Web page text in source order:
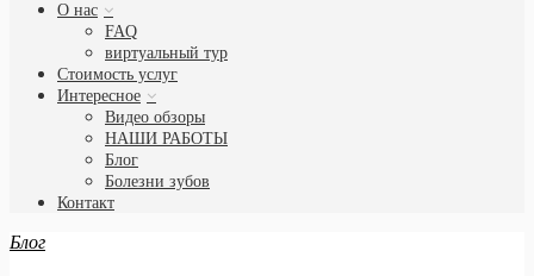
О нас
FAQ
виртуальный тур
Стоимость услуг
Интересное
Видео обзоры
НАШИ РАБОТЫ
Блог
Болезни зубов
Контакт
Блог